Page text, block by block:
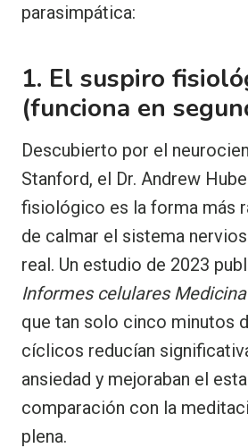
parasimpática:
1. El suspiro
(funciona en
Descubierto por el
Stanford, el Dr. Andrew
fisiológico es la forma más
de calmar el sistema
real. Un estudio de 2023
Informes celulares Medicina
que tan solo cinco minutos
cíclicos reducían
ansiedad y mejoraban el
comparación con la
plena.